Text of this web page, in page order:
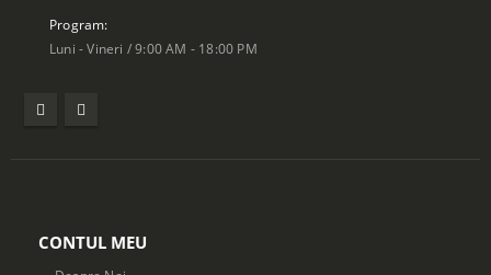
Program:
Luni - Vineri / 9:00 AM - 18:00 PM
CONTUL MEU